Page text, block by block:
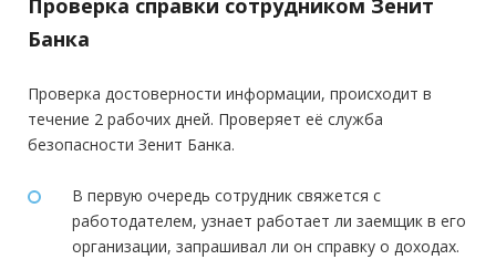
Банка
Проверка достоверности информации, происходит в
течение 2 рабочих дней. Проверяет её служба
безопасности Зенит Банка.
В первую очередь сотрудник свяжется с
работодателем, узнает работает ли заемщик в его
организации, запрашивал ли он справку о доходах.